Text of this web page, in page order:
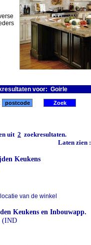
voor: Goirle
uit 2 zoekresultaten.
Laten zien :
Keukens
van de winkel
Keukens en Inbouwapp.
(IND